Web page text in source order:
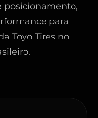
posicionamento,
para
Toyo Tires no